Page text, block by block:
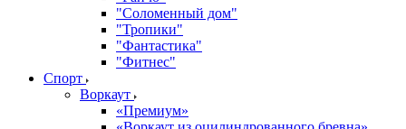
"Соломенный дом"
"Тропики"
"Фантастика"
"Фитнес"
Спорт
Воркаут
«Премиум»